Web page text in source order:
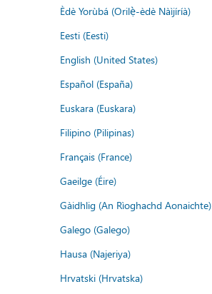
Èdè Yorùbá (Orilẹ̀-èdè Nàìjíríà)
Eesti (Eesti)
English (United States)
Español (España)
Euskara (Euskara)
Filipino (Pilipinas)
Français (France)
Gaeilge (Éire)
Gàidhlig (An Rìoghachd Aonaichte)
Galego (Galego)
Hausa (Najeriya)
Hrvatski (Hrvatska)